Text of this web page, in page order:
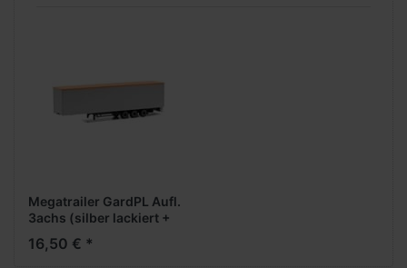
Megatrailer GardPL Aufl.
3achs (silber lackiert +
orange) -- Restposten,
16,50 € *